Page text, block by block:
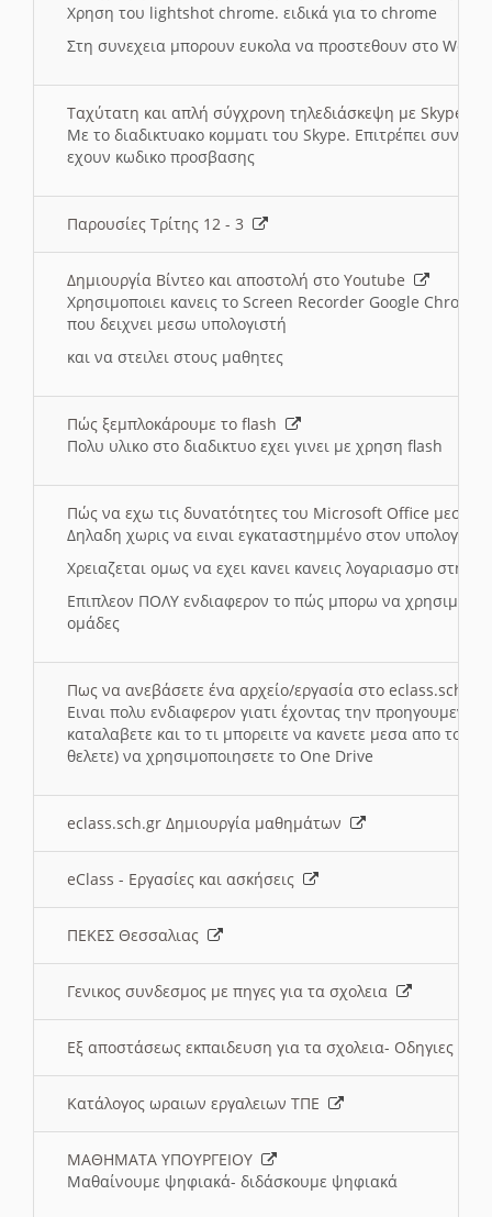
Χρηση του lightshot chrome. ειδικά για το chrome
Στη συνεχεια μπορουν ευκολα να προστεθουν στο Word
Ταχύτατη και απλή σύγχρονη τηλεδιάσκεψη με Skype
Με το διαδικτυακο κομματι του Skype. Επιτρέπει
εχουν κωδικο προσβασης
Παρουσίες Τρίτης 12 - 3
Δημιουργία Βίντεο και αποστολή στο Youtube
Χρησιμοποιει κανεις το Screen Recorder Google Chrome
που δειχνει μεσω υπολογιστή
και να στειλει στους μαθητες
Πώς ξεμπλοκάρουμε το flash
Πολυ υλικο στο διαδικτυο εχει γινει με χρηση flash
Πώς να εχω τις δυνατότητες του Microsoft Office μεσω
Δηλαδη χωρις να ειναι εγκαταστημμένο στον
Χρειαζεται ομως να εχει κανει κανεις λογαριασμο στη
Επιπλεον ΠΟΛΥ ενδιαφερον το πώς μπορω να
ομάδες
Πως να ανεβάσετε ένα αρχείο/εργασία στο eclass.sch.gr
Ειναι πολυ ενδιαφερον γιατι έχοντας την
καταλαβετε και το τι μπορειτε να κανετε μεσα απο το
θελετε) να χρησιμοποιησετε το One Drive
eclass.sch.gr Δημιουργία μαθημάτων
eClass - Εργασίες και ασκήσεις
ΠΕΚΕΣ Θεσσαλιας
Γενικος συνδεσμος με πηγες για τα σχολεια
Εξ αποστάσεως εκπαιδευση για τα σχολεια- Οδηγιες
Κατάλογος ωραιων εργαλειων ΤΠΕ
ΜΑΘΗΜΑΤΑ ΥΠΟΥΡΓΕΙΟΥ
Μαθαίνουμε ψηφιακά- διδάσκουμε ψηφιακά